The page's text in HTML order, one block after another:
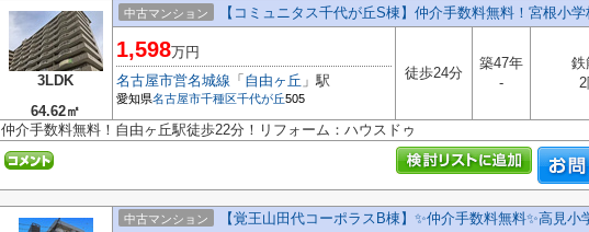
3LDK
64.62㎡
中古マンション 【コミュニタス千代が丘S棟】仲介手数料無料！宮根小
1,598万円
名古屋市営名城線 「 自由ヶ丘 」駅
愛知県名古屋市千種区千代が丘505
徒歩24分
築47年
-
鉄
2
仲介手数料無料！自由ヶ丘駅徒歩22分！リフォーム：ハウスドゥ
中古マンション 【覚王山田代コーポラスB棟】✨️仲介手数料無料✨️高見小